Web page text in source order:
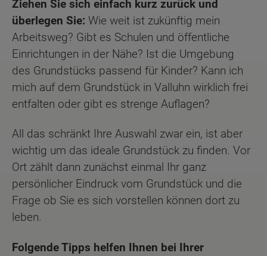
Ziehen Sie sich einfach kurz zurück und
überlegen Sie: Wie weit ist zukünftig mein
Arbeitsweg? Gibt es Schulen und öffentliche
Einrichtungen in der Nähe? Ist die Umgebung
des Grundstücks passend für Kinder? Kann ich
mich auf dem Grundstück in Valluhn wirklich frei
entfalten oder gibt es strenge Auflagen?
All das schränkt Ihre Auswahl zwar ein, ist aber
wichtig um das ideale Grundstück zu finden. Vor
Ort zählt dann zunächst einmal Ihr ganz
persönlicher Eindruck vom Grundstück und die
Frage ob Sie es sich vorstellen können dort zu
leben.
Folgende Tipps helfen Ihnen bei Ihrer